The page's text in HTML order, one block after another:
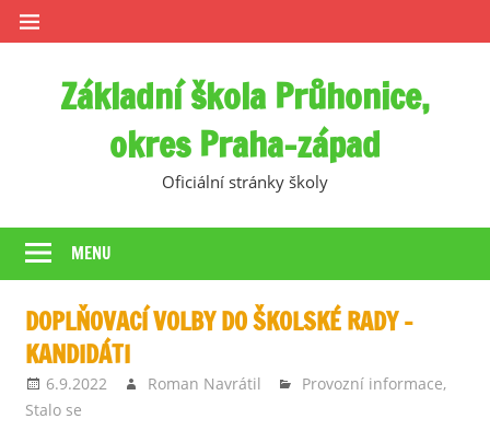
Skip
to
Základní škola Průhonice,
okres Praha-západ
Oficiální stránky školy
MENU
DOPLŇOVACÍ VOLBY DO ŠKOLSKÉ RADY –
KANDIDÁTI
6.9.2022 Roman Navrátil Provozní informace,
Stalo se